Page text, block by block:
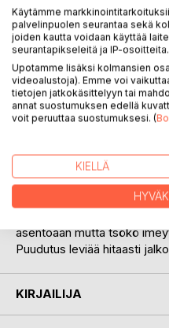
KUVAUS
syvälle tsökön punertaviin
selässään. Tsökön kurkusta
kone olisi kiihdyttämässä.
asentoaan mutta tsökö
Puudutus leviää hitaasti
KIRJAILIJA
Käytämme
palvelinpuolen seurantaa sekä
joiden kautta voidaan käyttää
seurantapikseleitä ja IP-osoitteita.
Upotamme lisäksi kolmansien
videoalustoja). Emme voi
tietojen jatkokäsittelyyn tai
annat suostumuksen edellä
voit peruuttaa suostumuksesi. (
KIELLÄ